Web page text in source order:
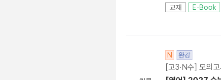
교재 E-Book
N 완강
[고3·N수] 모의